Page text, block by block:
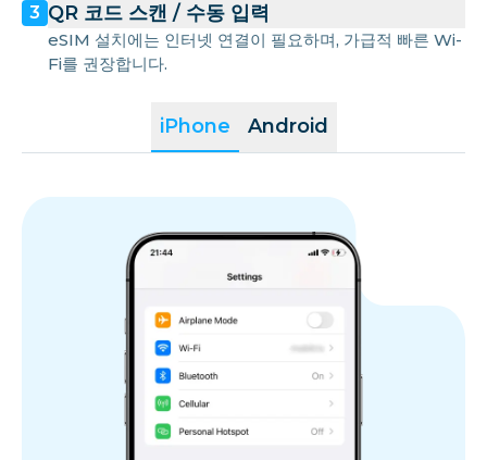
iPhone Android
3 QR 코드 스캔 / 수동 입력
eSIM 설치에는 인터넷 연결이 필요하며, 가급적 빠른 Wi-
Fi를 권장합니다.